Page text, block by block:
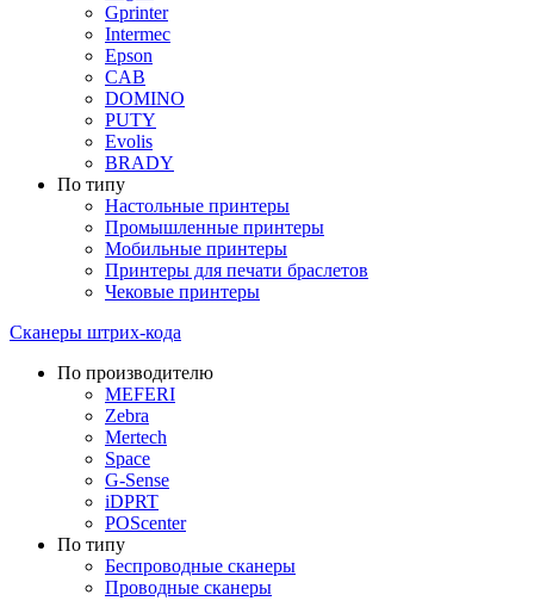
Gprinter
Intermec
Epson
CAB
DOMINO
PUTY
Evolis
BRADY
По типу
Настольные принтеры
Промышленные принтеры
Мобильные принтеры
Принтеры для печати браслетов
Чековые принтеры
Сканеры штрих-кода
По производителю
MEFERI
Zebra
Mertech
Space
G-Sense
iDPRT
POScenter
По типу
Беспроводные сканеры
Проводные сканеры